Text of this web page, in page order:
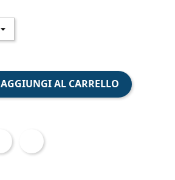
AGGIUNGI AL CARRELLO